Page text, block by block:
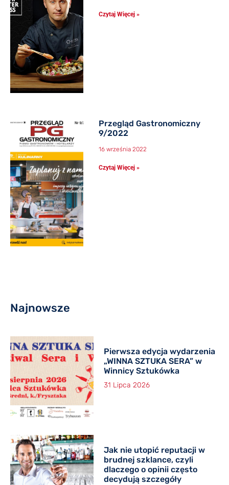
Czytaj Więcej »
Przegląd Gastronomiczny
9/2022
16 września 2022
Czytaj Więcej »
Najnowsze
Pierwsza edycja wydarzenia
„WINNA SZTUKA SERA” w
Winnicy Sztukówka
31 Lipca 2026
Jak nie utopić reputacji w
brudnej szklance, czyli
dlaczego o opinii często
decydują szczegóły